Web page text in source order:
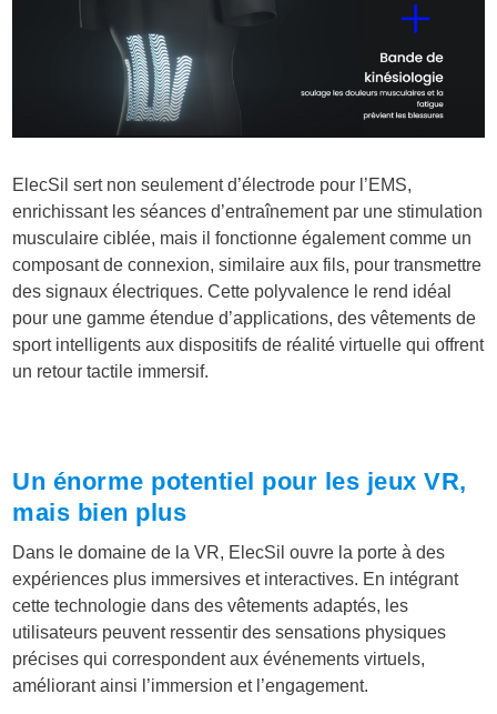
ElecSil sert non seulement d’électrode pour l’EMS,
enrichissant les séances d’entraînement par une stimulation
musculaire ciblée, mais il fonctionne également comme un
composant de connexion, similaire aux fils, pour transmettre
des signaux électriques. Cette polyvalence le rend idéal
pour une gamme étendue d’applications, des vêtements de
sport intelligents aux dispositifs de réalité virtuelle qui offrent
un retour tactile immersif.
Un énorme potentiel pour les jeux VR,
mais bien plus
Dans le domaine de la VR, ElecSil ouvre la porte à des
expériences plus immersives et interactives. En intégrant
cette technologie dans des vêtements adaptés, les
utilisateurs peuvent ressentir des sensations physiques
précises qui correspondent aux événements virtuels,
améliorant ainsi l’immersion et l’engagement.